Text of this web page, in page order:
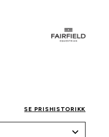
SE PRISHISTORIKK